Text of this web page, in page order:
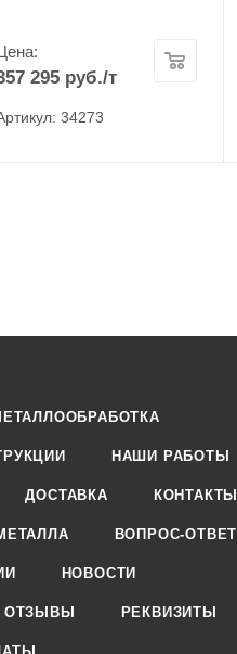
295руб./т
34273
НАШИ РАБОТЫ
ДОСТАВКА КОНТАКТЫ
ВОПРОС-ОТВЕТ
НОВОСТИ
ОТЗЫВЫ РЕКВИЗИТЫ